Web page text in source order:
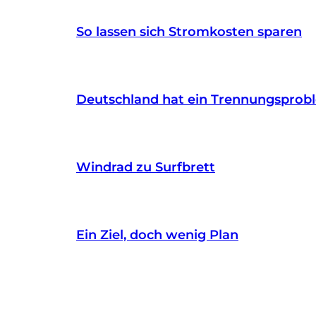
So lassen sich Stromkosten sparen
Deutschland hat ein
Windrad zu Surfbrett
Ein Ziel, doch wenig Plan